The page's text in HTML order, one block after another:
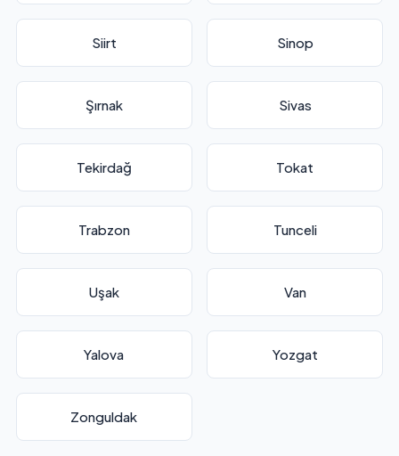
Siirt Sinop
Şırnak Sivas
Tekirdağ Tokat
Trabzon Tunceli
Uşak Van
Yalova Yozgat
Zonguldak